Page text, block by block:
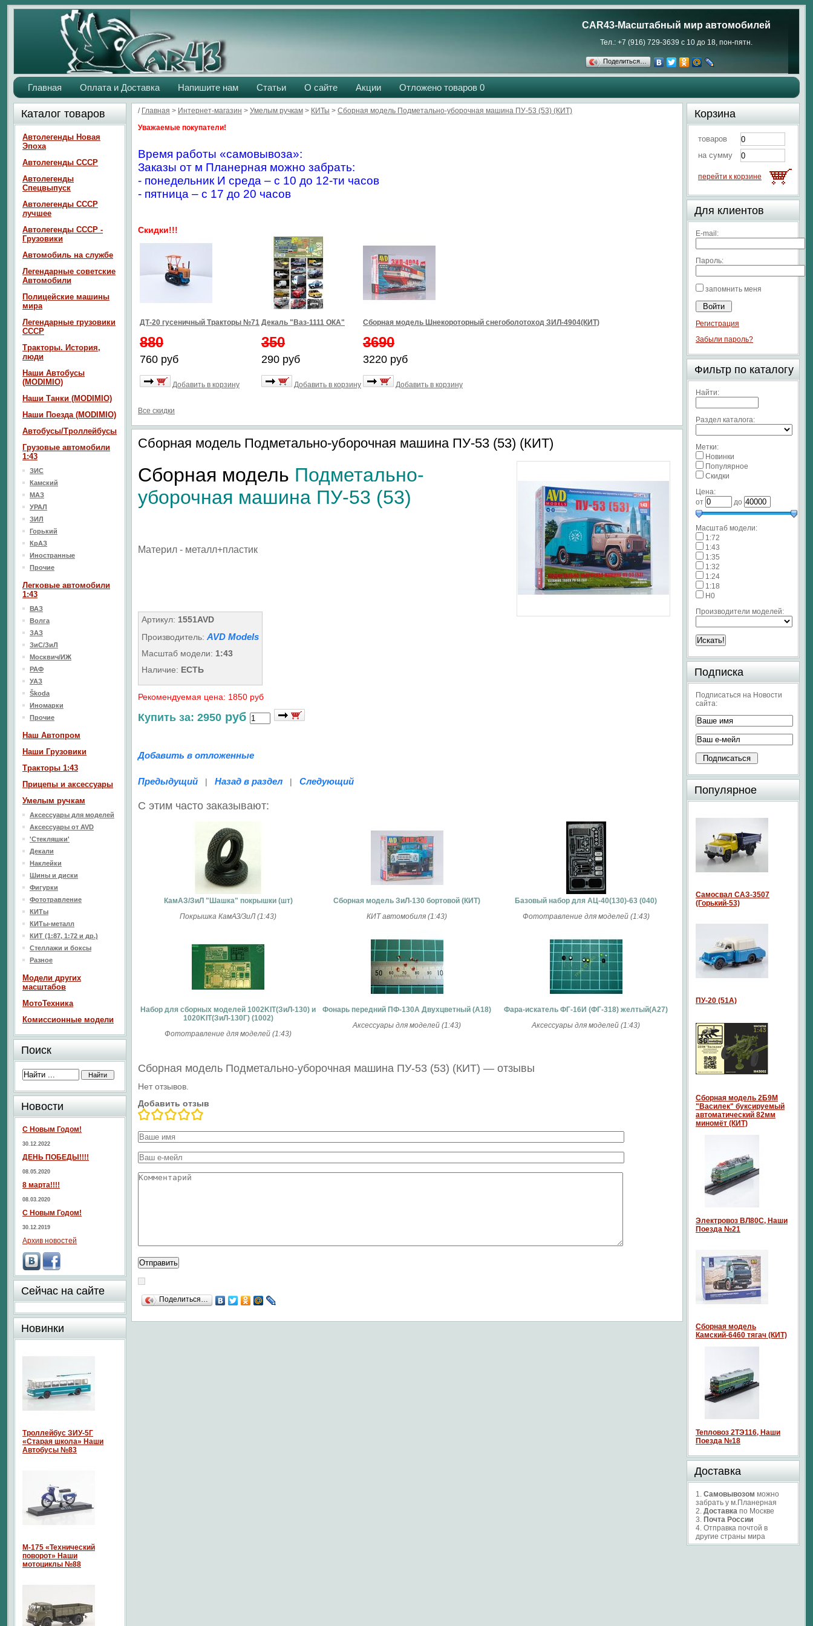
CAR43-Масштабный мир автомобилей
Тел.: +7 (916) 729-3639 с 10 до 18, пон-пятн.
Поделиться…
Главная Оплата и Доставка Напишите нам Статьи О сайте Акции Отложено товаров 0
/ Главная > Интернет-магазин > Умелым ручкам > КИТы > Сборная модель Подметально-уборочная машина ПУ-53 (53) (КИТ)
Уважаемые покупатели!
Время работы «самовывоза»:
Заказы от м Планерная можно забрать:
- понедельник И среда – с 10 до 12-ти часов
- пятница – с 17 до 20 часов
Скидки!!!
ДТ-20 гусеничный Тракторы №71
880
760 руб
Добавить в корзину
Декаль "Ваз-1111 ОКА"
350
290 руб
Добавить в корзину
Сборная модель Шнекороторный снегоболотоход ЗИЛ-4904(КИТ)
3690
3220 руб
Добавить в корзину
Все скидки
Сборная модель Подметально-уборочная машина ПУ-53 (53) (КИТ)
Сборная модель Подметально-
уборочная машина ПУ-53 (53)
Материл - металл+пластик
Артикул: 1551AVD
Производитель: AVD Models
Масштаб модели: 1:43
Наличие: ЕСТЬ
Рекомендуемая цена: 1850 руб
Купить за: 2950 руб
Добавить в отложенные
Предыдущий | Назад в раздел | Следующий
С этим часто заказывают:
КамАЗ/ЗиЛ "Шашка" покрышки (шт)
Покрышка КамАЗ/ЗиЛ (1:43)
Сборная модель ЗиЛ-130 бортовой (КИТ)
КИТ автомобиля (1:43)
Базовый набор для АЦ-40(130)-63 (040)
Фототравление для моделей (1:43)
Набор для сборных моделей 1002KIT(ЗиЛ-130) и
1020KIT(ЗиЛ-130Г) (1002)
Фототравление для моделей (1:43)
Фонарь передний ПФ-130А Двухцветный (А18)
Аксессуары для моделей (1:43)
Фара-искатель ФГ-16И (ФГ-318) желтый(А27)
Аксессуары для моделей (1:43)
Сборная модель Подметально-уборочная машина ПУ-53 (53) (КИТ) — отзывы
Нет отзывов.
Добавить отзыв
Поделиться…
Каталог товаров
Автолегенды Новая
Эпоха
Автолегенды СССР
Автолегенды
Спецвыпуск
Автолегенды СССР
лучшее
Автолегенды СССР -
Грузовики
Автомобиль на службе
Легендарные советские
Автомобили
Полицейские машины
мира
Легендарные грузовики
СССР
Тракторы. История,
люди
Наши Автобусы
(MODIMIO)
Наши Танки (MODIMIO)
Наши Поезда (MODIMIO)
Автобусы/Троллейбусы
Грузовые автомобили
1:43
ЗИС
Камский
МАЗ
УРАЛ
ЗИЛ
Горький
КрАЗ
Иностранные
Прочие
Легковые автомобили
1:43
ВАЗ
Волга
ЗАЗ
ЗиС/ЗиЛ
Москвич/ИЖ
РАФ
УАЗ
Škoda
Иномарки
Прочие
Наш Aвтопром
Наши Грузовики
Тракторы 1:43
Прицепы и аксессуары
Умелым ручкам
Аксессуары для моделей
Аксессуары от AVD
'Стекляшки'
Декали
Наклейки
Шины и диски
Фигурки
Фототравление
КИТы
КИТы-металл
КИТ (1:87, 1:72 и др.)
Стеллажи и боксы
Разное
Модели других
масштабов
МотоТехника
Комиссионные модели
Поиск
Новости
С Новым Годом!
30.12.2022
ДЕНЬ ПОБЕДЫ!!!!
08.05.2020
8 марта!!!!
08.03.2020
С Новым Годом!
30.12.2019
Архив новостей
Сейчас на сайте
Новинки
Троллейбус ЗИУ-5Г
«Старая школа» Наши
Автобусы №83
М-175 «Технический
поворот» Наши
мотоциклы №88
Корзина
товаров
на сумму
перейти к корзине
Для клиентов
E-mail:
Пароль:
запомнить меня
Регистрация
Забыли пароль?
Фильтр по каталогу
Найти:
Раздел каталога:
Метки:
Новинки
Популярное
Скидки
Цена:
от
до
Масштаб модели:
1:72
1:43
1:35
1:32
1:24
1:18
H0
Производители моделей:
Подписка
Подписаться на Новости
сайта:
Популярное
Самосвал САЗ-3507
(Горький-53)
ПУ-20 (51А)
Сборная модель 2Б9М
"Василек" буксируемый
автоматический 82мм
миномёт (КИТ)
Электровоз ВЛ80С, Наши
Поезда №21
Сборная модель
Камский-6460 тягач (КИТ)
Тепловоз 2ТЭ116, Наши
Поезда №18
Доставка
1. Самовывозом можно
забрать у м.Планерная
2. Доставка по Москве
3. Почта России
4. Отправка почтой в
другие страны мира